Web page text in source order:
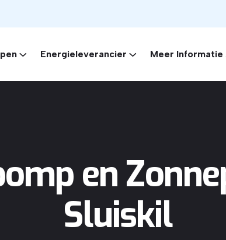
Energieleverancier Meer Informatie
en
Sluiskil